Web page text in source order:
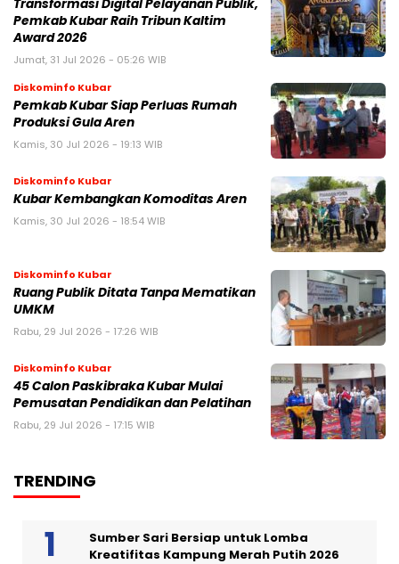
Transformasi Digital Pelayanan Publik,
Pemkab Kubar Raih Tribun Kaltim
Award 2026
Jumat, 31 Jul 2026 - 05:26 WIB
Diskominfo Kubar
Pemkab Kubar Siap Perluas Rumah
Produksi Gula Aren
Kamis, 30 Jul 2026 - 19:13 WIB
Diskominfo Kubar
Kubar Kembangkan Komoditas Aren
Kamis, 30 Jul 2026 - 18:54 WIB
Diskominfo Kubar
Ruang Publik Ditata Tanpa Mematikan
UMKM
Rabu, 29 Jul 2026 - 17:26 WIB
Diskominfo Kubar
45 Calon Paskibraka Kubar Mulai
Pemusatan Pendidikan dan Pelatihan
Rabu, 29 Jul 2026 - 17:15 WIB
TRENDING
Sumber Sari Bersiap untuk Lomba
Kreatifitas Kampung Merah Putih 2026